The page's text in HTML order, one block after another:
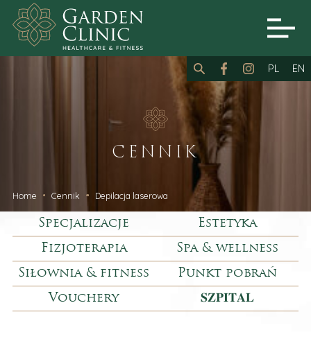
PL EN
CENNIK
Home Cennik Depilacja laserowa
Specjalizacje Estetyka
Fizjoterapia Spa & wellness
Siłownia & fitness Punkt pobrań
Vouchery 𝐒𝐙𝐏𝐈𝐓𝐀𝐋